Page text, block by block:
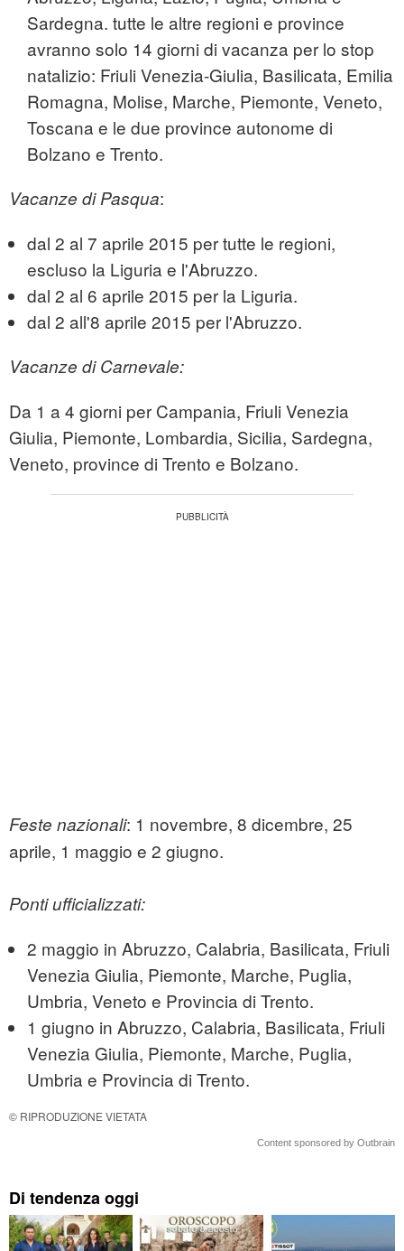
Sardegna. tutte le altre regioni e province
avranno solo 14 giorni di vacanza per lo stop
natalizio: Friuli Venezia-Giulia, Basilicata, Emilia
Romagna, Molise, Marche, Piemonte, Veneto,
Toscana e le due province autonome di
Bolzano e Trento.
Vacanze di Pasqua:
dal 2 al 7 aprile 2015 per tutte le regioni,
escluso la Liguria e l'Abruzzo.
dal 2 al 6 aprile 2015 per la Liguria.
dal 2 all'8 aprile 2015 per l'Abruzzo.
Vacanze di Carnevale:
Da 1 a 4 giorni per Campania, Friuli Venezia
Giulia, Piemonte, Lombardia, Sicilia, Sardegna,
Veneto, province di Trento e Bolzano.
Feste nazionali: 1 novembre, 8 dicembre, 25
aprile, 1 maggio e 2 giugno.
Ponti ufficializzati:
2 maggio in Abruzzo, Calabria, Basilicata, Friuli
Venezia Giulia, Piemonte, Marche, Puglia,
Umbria, Veneto e Provincia di Trento.
1 giugno in Abruzzo, Calabria, Basilicata, Friuli
Venezia Giulia, Piemonte, Marche, Puglia,
Umbria e Provincia di Trento.
© RIPRODUZIONE VIETATA
Content sponsored by Outbrain
Di tendenza oggi